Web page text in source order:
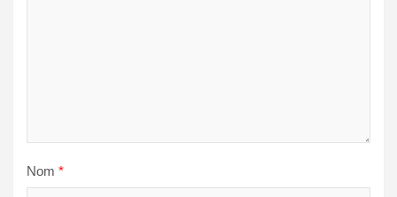
Nom *